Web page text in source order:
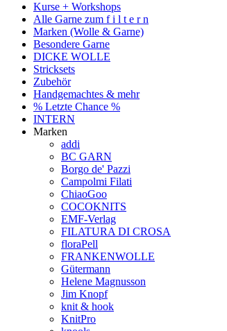
Kurse + Workshops
Alle Garne zum f i l t e r n
Marken (Wolle & Garne)
Besondere Garne
DICKE WOLLE
Stricksets
Zubehör
Handgemachtes & mehr
% Letzte Chance %
INTERN
Marken
addi
BC GARN
Borgo de' Pazzi
Campolmi Filati
ChiaoGoo
COCOKNITS
EMF-Verlag
FILATURA DI CROSA
floraPell
FRANKENWOLLE
Gütermann
Helene Magnusson
Jim Knopf
knit & hook
KnitPro